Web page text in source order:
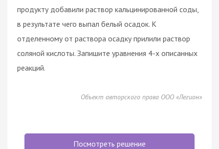
продукту добавили раствор кальцинированной соды,
в результате чего выпал белый осадок. К
отделенному от раствора осадку прилили раствор
соляной кислоты. Запишите уравнения 4-х описанных
реакций.
Объект авторского права ООО «Легион»
Посмотреть решение